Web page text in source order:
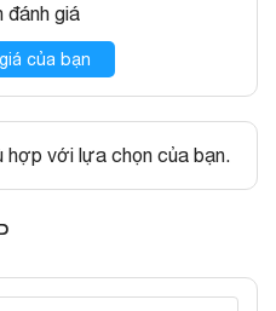
đánh giá
của bạn
hợp với lựa chọn của bạn.